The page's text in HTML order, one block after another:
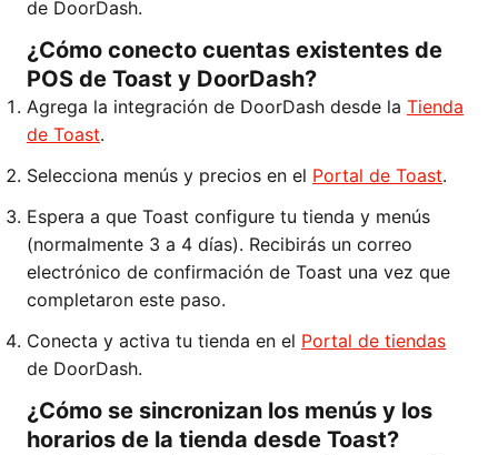
de DoorDash.
¿Cómo conecto cuentas existentes de
POS de Toast y DoorDash?
Agrega la integración de DoorDash desde la Tienda
de Toast.
Selecciona menús y precios en el Portal de Toast.
Espera a que Toast configure tu tienda y menús
(normalmente 3 a 4 días). Recibirás un correo
electrónico de confirmación de Toast una vez que
completaron este paso.
Conecta y activa tu tienda en el Portal de tiendas
de DoorDash.
¿Cómo se sincronizan los menús y los
horarios de la tienda desde Toast?